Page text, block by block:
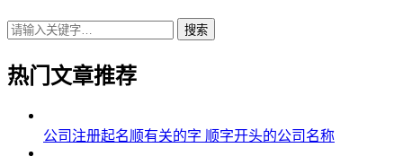
搜索
热门文章推荐
公司注册起名顺有关的字 顺字开头的公司名称